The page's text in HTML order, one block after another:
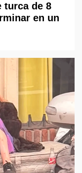
turca de 8
en un